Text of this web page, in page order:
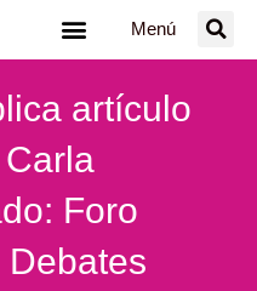
Menú
artículo
Foro